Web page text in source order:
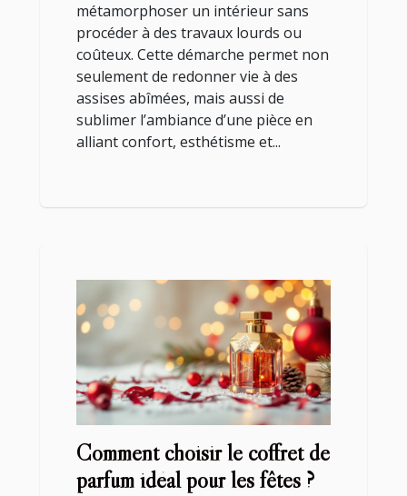
métamorphoser un intérieur sans
procéder à des travaux lourds ou
coûteux. Cette démarche permet non
seulement de redonner vie à des
assises abîmées, mais aussi de
sublimer l’ambiance d’une pièce en
alliant confort, esthétisme et...
Comment choisir le coffret de
parfum idéal pour les fêtes ?